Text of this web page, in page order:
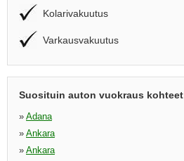
Kolarivakuutus
Varkausvakuutus
Suosituin auton vuokraus kohteet
» Adana
» Ankara
» Ankara